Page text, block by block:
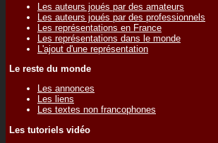
Les auteurs joués par des amateurs
Les auteurs joués par des professionnels
Les représentations en France
Les représentations dans le monde
L'ajout d'une représentation
Le reste du monde
Les annonces
Les liens
Les textes non francophones
Les tutoriels vidéo